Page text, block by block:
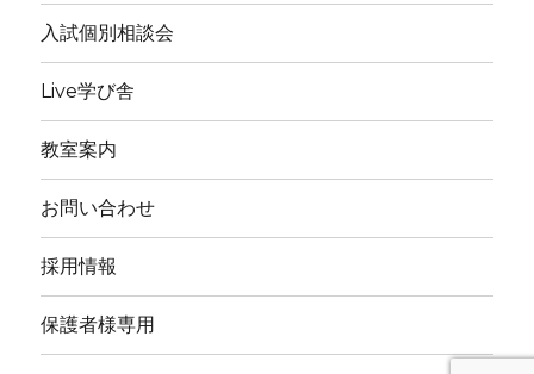
入試個別相談会
Live学び舎
教室案内
お問い合わせ
採用情報
保護者様専用